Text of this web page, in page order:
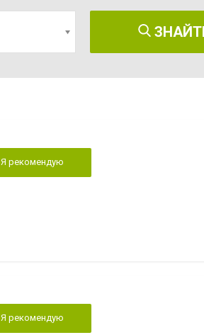
Я рекомендую
Я рекомендую